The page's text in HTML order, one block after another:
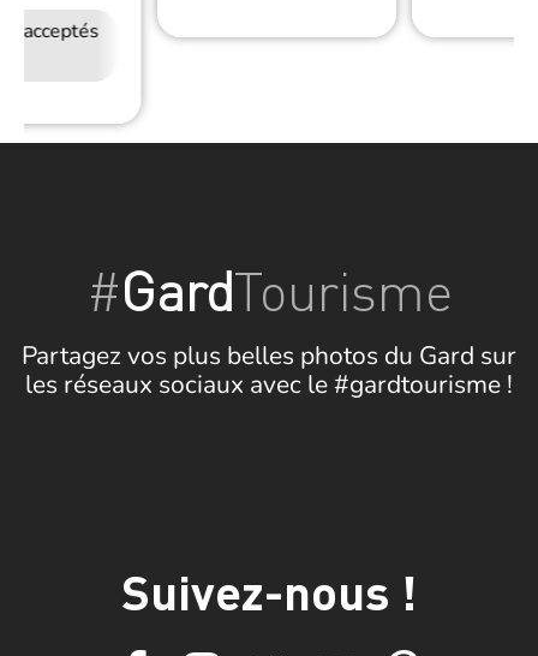
acceptés Petit déjeuner
Accès Internet
#GardTourisme
Partagez vos plus belles photos du Gard sur
les réseaux sociaux avec le #gardtourisme !
Suivez-nous !